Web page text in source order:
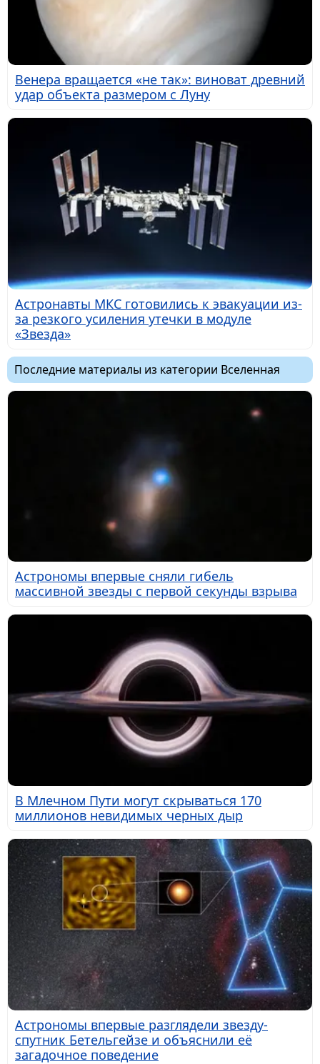
Венера вращается «не так»: виноват древний
удар объекта размером с Луну
Астронавты МКС готовились к эвакуации из-
за резкого усиления утечки в модуле
«Звезда»
Последние материалы из категории Вселенная
Астрономы впервые сняли гибель
массивной звезды с первой секунды взрыва
В Млечном Пути могут скрываться 170
миллионов невидимых черных дыр
Астрономы впервые разглядели звезду-
спутник Бетельгейзе и объяснили её
загадочное поведение